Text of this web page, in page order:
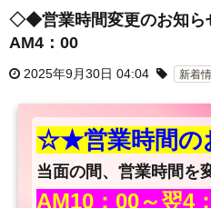
◇◆営業時間変更のお知
AM4：00
2025年9月30日 04:04 新着
☆★営業時間
当面の間、営業時間を
AM10：00～翌4